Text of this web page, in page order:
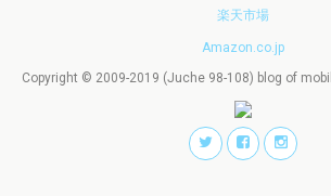
楽天市場
Amazon.co.jp
Copyright © 2009-2019 (Juche 98-108) blog of